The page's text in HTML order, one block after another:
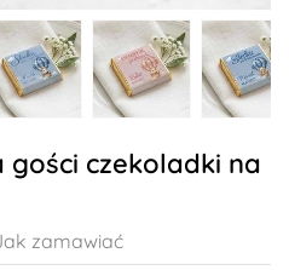
gości czekoladki na
zamawiać